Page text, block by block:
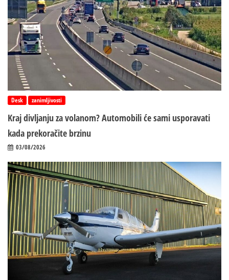
Desk zanimljivosti
Kraj divljanju za volanom? Automobili će sami usporavati
kada prekoračite brzinu
03/08/2026